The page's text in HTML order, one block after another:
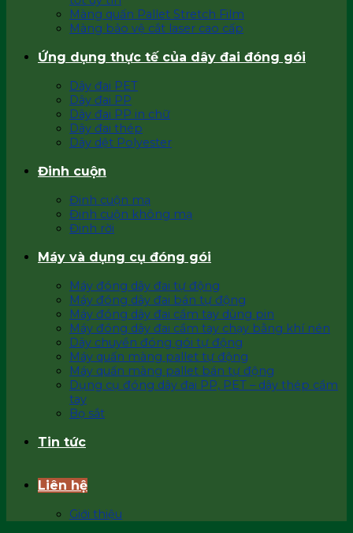
Màng quấn Pallet Stretch Film
Màng bảo vệ cắt laser cao cấp
Ứng dụng thực tế của dây đai đóng gói
Dây đai PET
Dây đai PP
Dây đai PP in chữ
Dây đai thép
Dây dệt Polyester
Đinh cuộn
Đinh cuộn mạ
Đinh cuộn không mạ
Đinh rời
Máy và dụng cụ đóng gói
Máy đóng dây đai tự động
Máy đóng dây đai bán tự động
Máy đóng dây đai cầm tay dùng pin
Máy đóng dây đai cầm tay chạy bằng khí nén
Dây chuyền đóng gói tự động
Máy quấn màng pallet tự động
Máy quấn màng pallet bán tự động
Dụng cụ đóng dây đai PP, PET – dây thép cầm
tay
Bọ sắt
Tin tức
Liên hệ
Giới thiệu